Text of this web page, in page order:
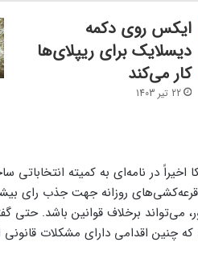
ایکس روی دکمه
دیسلایک برای ریپلای‌ها
کار می‌کند
22 تیر 1403
روزانه جهت جذب رای
می‌تواند برخلاف قوانین باشد. حتی
که چنین اقدامی دارای مشکلات